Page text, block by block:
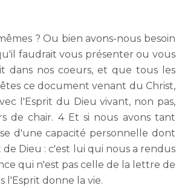
? Ou bien avons-nous besoin
faudrait vous présenter ou vous
dans nos coeurs, et que tous les
ce document venant du Christ,
l'Esprit du Dieu vivant, non pas,
de chair. 4 Et si nous avons tant
d'une capacité personnelle dont
Dieu : c'est lui qui nous a rendus
qui n'est pas celle de la lettre de
l'Esprit donne la vie.